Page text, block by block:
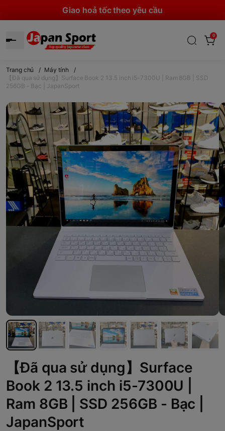
Giao hoả tốc theo yêu cầu
0
Trang chủ / Máy tính
/
【Đã qua sử dụng】Surface Book 2 13.5 inch i5-7300U | Ram 8GB | SSD
256GB - Bạc | JapanSport
【Đã qua sử dụng】Surface
Book 2 13.5 inch i5-7300U |
Ram 8GB | SSD 256GB - Bạc |
JapanSport